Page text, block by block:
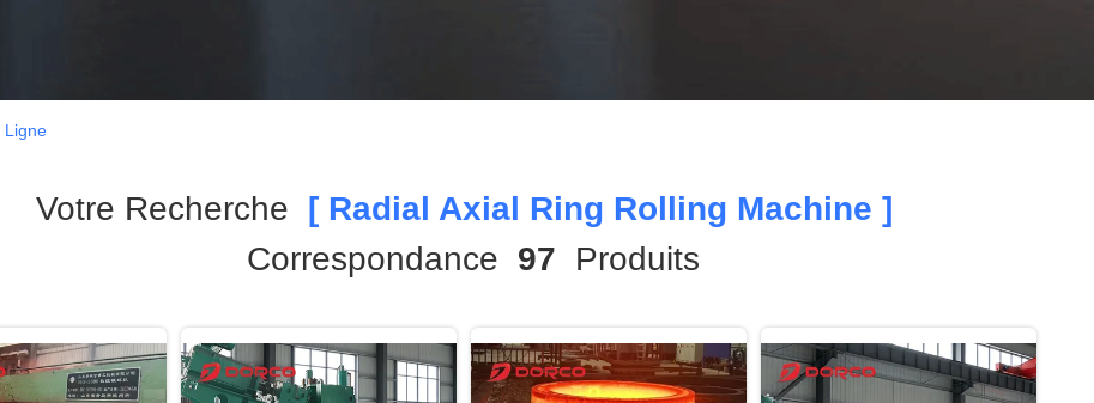
Ligne
Votre Recherche [ Radial Axial Ring Rolling Machine ]
Correspondance 97 Produits